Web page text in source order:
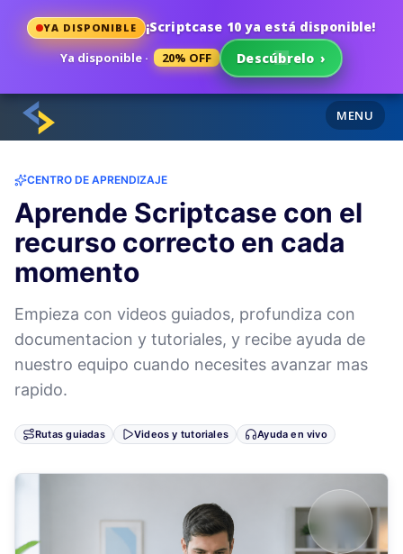
YA DISPONIBLE ¡Scriptcase 10 ya está disponible!
Ya disponible · 20% OFF Descúbrelo ›
MENU
CENTRO DE APRENDIZAJE
Aprende Scriptcase con el
recurso correcto en cada
momento
Empieza con videos guiados, profundiza con
documentacion y tutoriales, y recibe ayuda de
nuestro equipo cuando necesites avanzar mas
rapido.
Rutas guiadas Videos y tutoriales Ayuda en vivo